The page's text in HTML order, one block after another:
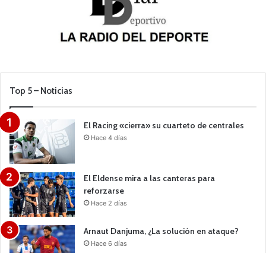
Top 5 – Noticias
El Racing «cierra» su cuarteto de centrales
Hace 4 días
El Eldense mira a las canteras para
reforzarse
Hace 2 días
Arnaut Danjuma, ¿La solución en ataque?
Hace 6 días